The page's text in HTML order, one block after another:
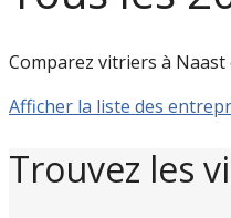
Comparez vitriers à
Afficher la liste des
Trouvez les